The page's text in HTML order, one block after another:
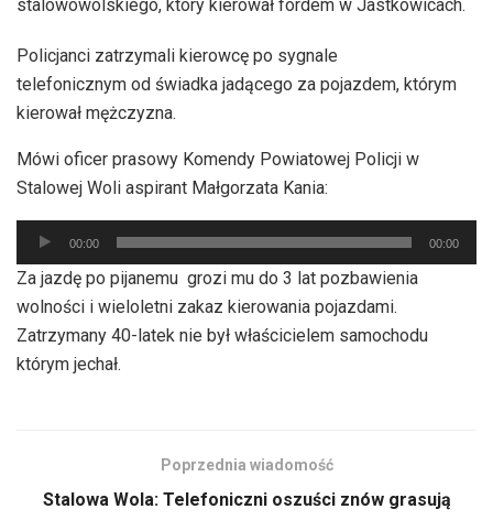
stalowowolskiego, który kierował fordem w Jastkowicach.
Policjanci zatrzymali kierowcę po sygnale
telefonicznym od świadka jadącego za pojazdem, którym
kierował mężczyzna.
Mówi oficer prasowy Komendy Powiatowej Policji w
Stalowej Woli aspirant Małgorzata Kania:
Odtwarzacz
plików
dźwiękowych
00:00 00:00
Za jazdę po pijanemu grozi mu do 3 lat pozbawienia
wolności i wieloletni zakaz kierowania pojazdami.
Zatrzymany 40-latek nie był właścicielem samochodu
którym jechał.
Poprzednia wiadomość
Stalowa Wola: Telefoniczni oszuści znów grasują